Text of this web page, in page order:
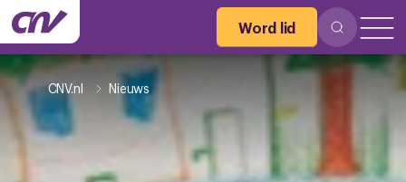
Word lid
CNV.nl Nieuws